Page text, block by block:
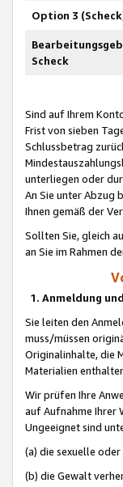
Option 3
Scheck
Sind auf Ihrem
Frist von sieben
Schlussbetrag
unterliegen oder
An Sie unter Abzug
Ihnen gemäß der
Sollten Sie, gleich
an Sie im Rahmen
1. Anmeldung
Sie leiten den
muss/müssen
Originalinhalte, die
Materialien
Wir prüfen Ihre
auf Aufnahme Ihrer
Ungeeignet sind
(a) die sexuelle
(b) die Gewalt